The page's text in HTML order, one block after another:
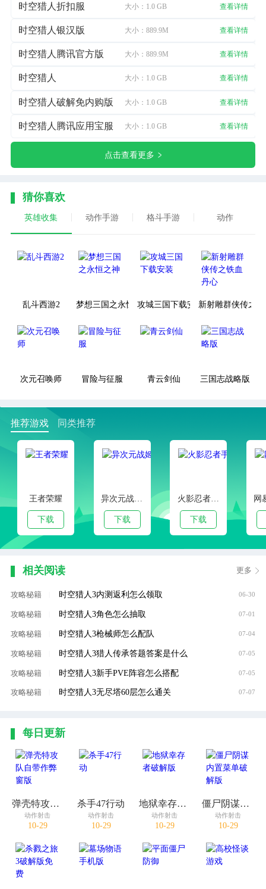
时空猎人折扣服 大小：1.0 GB 查看详情
时空猎人银汉版 大小：889.9M 查看详情
时空猎人腾讯官方版 大小：889.9M 查看详情
时空猎人 大小：1.0 GB 查看详情
时空猎人破解免内购版 大小：1.0 GB 查看详情
时空猎人腾讯应用宝服 大小：1.0 GB 查看详情
点击查看更多
猜你喜欢
英雄收集 动作手游 格斗手游 动作
乱斗西游2 梦想三国之永恒之神攻城三国下载安装新射雕群侠传之
次元召唤师 冒险与征服 青云剑仙 三国志战略版
推荐游戏 同类推荐
王者荣耀
下载
异次元战姬手游下载
下载
火影忍者手游
下载
相关阅读 更多
攻略秘籍 时空猎人3内测返利怎么领取 06-30
攻略秘籍 时空猎人3角色怎么抽取 07-01
攻略秘籍 时空猎人3枪械师怎么配队 07-04
攻略秘籍 时空猎人3猎人传承答题答案是什么 07-05
攻略秘籍 时空猎人3新手PVE阵容怎么搭配 07-05
攻略秘籍 时空猎人3无尽塔60层怎么通关 07-07
每日更新
弹壳特攻队自带作弊窗版
动作射击
10-29
杀手47行动
动作射击
10-29
地狱幸存者破解版
动作射击
10-29
僵尸阴谋内置菜单破解版
动作射击
10-29